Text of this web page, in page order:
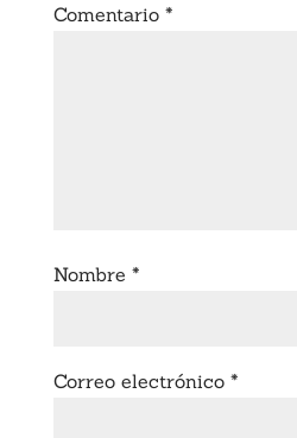
Comentario *
Nombre *
Correo electrónico *